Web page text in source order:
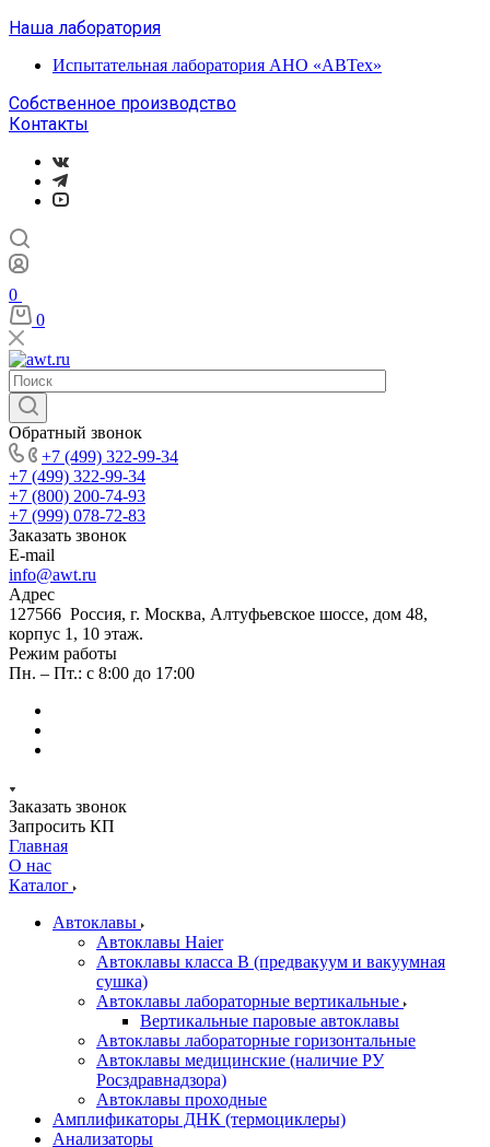
Наша лаборатория
Испытательная лаборатория АНО «АВТех»
Собственное производство
Контакты
0
0
Обратный звонок
+7 (499) 322-99-34
+7 (499) 322-99-34
+7 (800) 200-74-93
+7 (999) 078-72-83
Заказать звонок
E-mail
info@awt.ru
Адрес
127566 Россия, г. Москва, Алтуфьевское шоссе, дом 48,
корпус 1, 10 этаж.
Режим работы
Пн. – Пт.: с 8:00 до 17:00
Заказать звонок
Запросить КП
Главная
О нас
Каталог
Автоклавы
Автоклавы Haier
Автоклавы класса B (предвакуум и вакуумная
сушка)
Автоклавы лабораторные вертикальные
Вертикальные паровые автоклавы
Автоклавы лабораторные горизонтальные
Автоклавы медицинские (наличие РУ
Росздравнадзора)
Автоклавы проходные
Амплификаторы ДНК (термоциклеры)
Анализаторы